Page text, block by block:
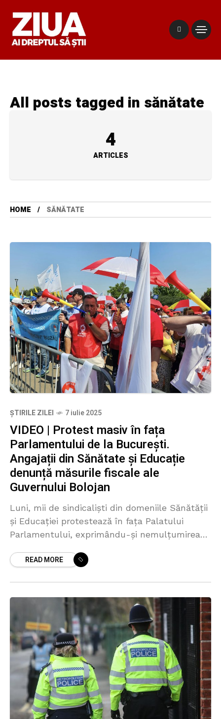
All posts tagged in sănătate
4
ARTICLES
HOME SĂNĂTATE
ȘTIRILE ZILEI 7 iulie 2025
VIDEO | Protest masiv în fața
Parlamentului de la București.
Angajații din Sănătate și Educație
denunță măsurile fiscale ale
Guvernului Bolojan
Luni, mii de sindicaliști din domeniile Sănătății
și Educației protestează în fața Palatului
Parlamentului, exprimându-și nemulțumirea
Bolojan. Manifestația a început la ora 11:00,
READ MORE